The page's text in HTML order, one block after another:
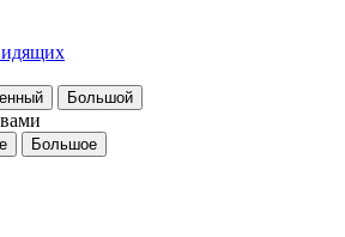
Большой
Большое